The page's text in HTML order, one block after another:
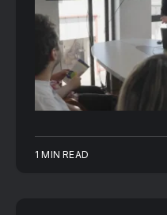
1 MIN READ